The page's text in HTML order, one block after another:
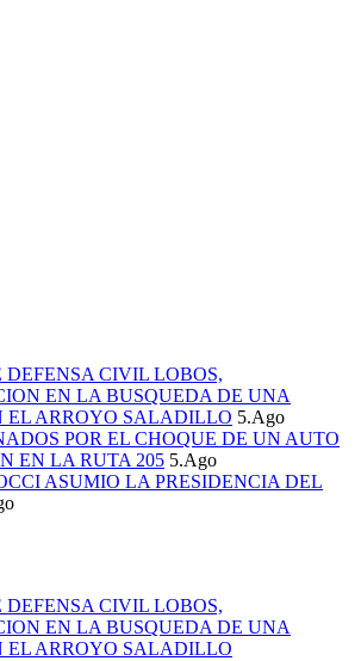
DEFENSA CIVIL LOBOS,
EN LA BUSQUEDA DE UNA
EL ARROYO SALADILLO 5.Ago
POR EL CHOQUE DE UN AUTO
EN LA RUTA 205 5.Ago
ASUMIO LA PRESIDENCIA DEL
DEFENSA CIVIL LOBOS,
EN LA BUSQUEDA DE UNA
EL ARROYO SALADILLO